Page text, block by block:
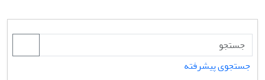
جستجوی پیشرفته